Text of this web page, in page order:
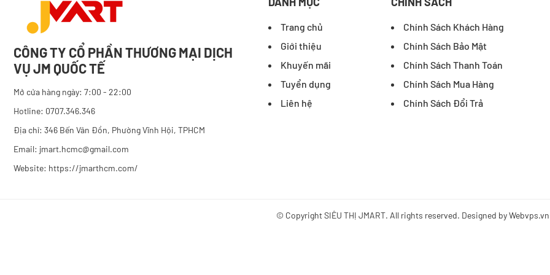
CÔNG TY CỔ PHẦN THƯƠNG MẠI DỊCH
VỤ JM QUỐC TẾ
Mở cửa hàng ngày: 7:00 - 22:00
Hotline: 0707.346.346
Địa chỉ: 346 Bến Vân Đồn, Phường Vĩnh Hội, TPHCM
Email: jmart.hcmc@gmail.com
Website: https://jmarthcm.com/
Trang chủ
Giới thiệu
Khuyến mãi
Tuyển dụng
Liên hệ
Chính Sách Khách Hàng
Chính Sách Bảo Mật
Chính Sách Thanh Toán
Chính Sách Mua Hàng
Chính Sách Đổi Trả
© CopyrightSIÊU THỊ JMART. All rights reserved. Designed byWebvps.vn